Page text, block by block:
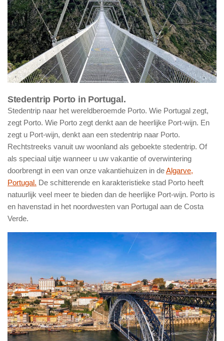
Stedentrip Porto in Portugal.
Stedentrip naar het wereldberoemde Porto. Wie Portugal zegt,
zegt Porto. Wie Porto zegt denkt aan de heerlijke Port-wijn. En
zegt u Port-wijn, denkt aan een stedentrip naar Porto.
Rechtstreeks vanuit uw woonland als geboekte stedentrip. Of
als speciaal uitje wanneer u uw vakantie of overwintering
doorbrengt in een van onze vakantiehuizen in deAlgarve,
Portugal. De schitterende en karakteristieke stad Porto heeft
natuurlijk veel meer te bieden dan de heerlijke Port-wijn. Porto is
en havenstad in het noordwesten van Portugal aan de Costa
Verde.